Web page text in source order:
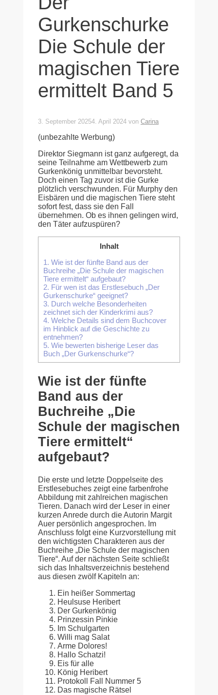
Gurkenschurke
Die Schule der
magischen Tiere
ermittelt Band 5
3. September 20254. April 2024 von Carina
(unbezahlte Werbung)
Direktor Siegmann ist ganz aufgeregt, da
seine Teilnahme am Wettbewerb zum
Gurkenkönig unmittelbar bevorsteht.
Doch einen Tag zuvor ist die Gurke
plötzlich verschwunden. Für Murphy den
Eisbären und die magischen Tiere steht
sofort fest, dass sie den Fall
übernehmen. Ob es ihnen gelingen wird,
den Täter aufzuspüren?
Inhalt
1. Wie ist der fünfte Band aus der
Buchreihe „Die Schule der magischen
Tiere ermittelt“ aufgebaut?
2. Für wen ist das Erstlesebuch „Der
Gurkenschurke“ geeignet?
3. Durch welche Besonderheiten
zeichnet sich der Kinderkrimi aus?
4. Welche Details sind dem Buchcover
im Hinblick auf die Geschichte zu
entnehmen?
5. Wie bewerten bisherige Leser das
Buch „Der Gurkenschurke“?
Wie ist der fünfte
Band aus der
Buchreihe „Die
Schule der magischen
Tiere ermittelt“
aufgebaut?
Die erste und letzte Doppelseite des
Erstlesebuches zeigt eine farbenfrohe
Abbildung mit zahlreichen magischen
Tieren. Danach wird der Leser in einer
kurzen Anrede durch die Autorin Margit
Auer persönlich angesprochen. Im
Anschluss folgt eine Kurzvorstellung mit
den wichtigsten Charakteren aus der
Buchreihe „Die Schule der magischen
Tiere“. Auf der nächsten Seite schließt
sich das Inhaltsverzeichnis bestehend
aus diesen zwölf Kapiteln an:
Ein heißer Sommertag
Heulsuse Heribert
Der Gurkenkönig
Prinzessin Pinkie
Im Schulgarten
Willi mag Salat
Arme Dolores!
Hallo Schatzi!
Eis für alle
König Heribert
Protokoll Fall Nummer 5
Das magische Rätsel